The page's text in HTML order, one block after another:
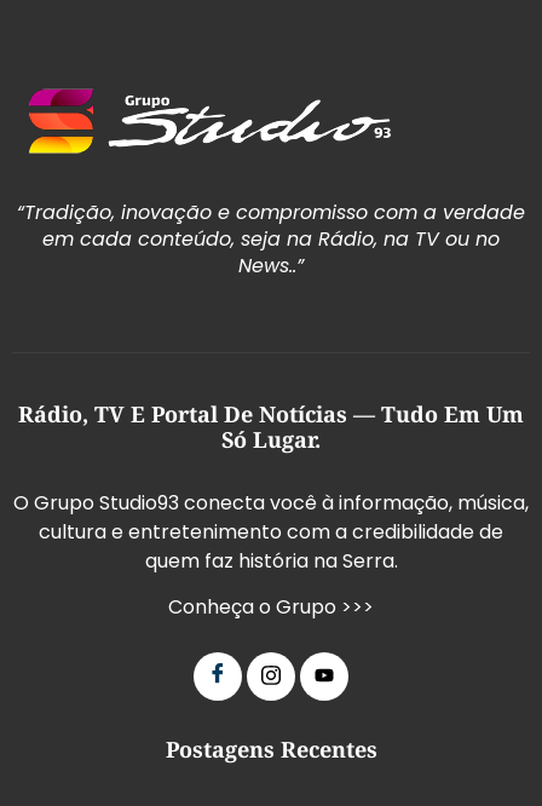
“Tradição, inovação e compromisso com a verdade
em cada conteúdo, seja na Rádio, na TV ou no
News..”
Rádio, TV E Portal De Notícias — Tudo Em Um
Só Lugar.
O Grupo Studio93 conecta você à informação, música,
cultura e entretenimento com a credibilidade de
quem faz história na Serra.
Conheça o Grupo >>>
Postagens Recentes